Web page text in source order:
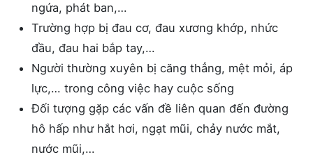
ngứa, phát ban,…
Trường hợp bị đau cơ, đau xương khớp, nhức
đầu, đau hai bắp tay,…
Người thường xuyên bị căng thẳng, mệt mỏi, áp
lực,… trong công việc hay cuộc sống
Đối tượng gặp các vấn đề liên quan đến đường
hô hấp như hắt hơi, ngạt mũi, chảy nước mắt,
nước mũi,…